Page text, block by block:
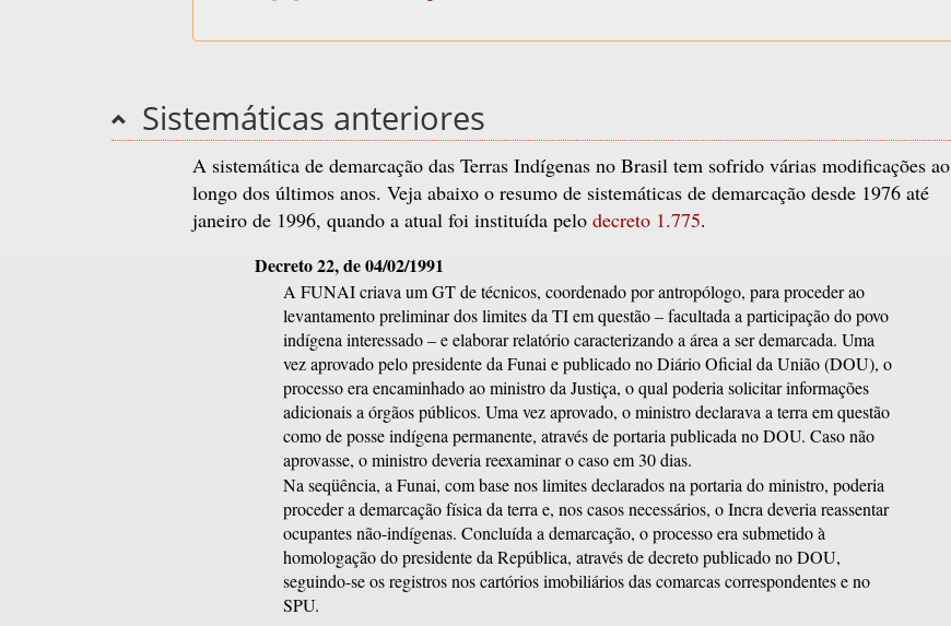
Sistemáticas anteriores
A sistemática de demarcação das Terras Indígenas no Brasil tem sofrido várias modificações ao
longo dos últimos anos. Veja abaixo o resumo de sistemáticas de demarcação desde 1976 até
janeiro de 1996, quando a atual foi instituída pelo decreto 1.775.
Decreto 22, de 04/02/1991
A FUNAI criava um GT de técnicos, coordenado por antropólogo, para proceder ao
levantamento preliminar dos limites da TI em questão – facultada a participação do povo
indígena interessado – e elaborar relatório caracterizando a área a ser demarcada. Uma
vez aprovado pelo presidente da Funai e publicado no Diário Oficial da União (DOU), o
processo era encaminhado ao ministro da Justiça, o qual poderia solicitar informações
adicionais a órgãos públicos. Uma vez aprovado, o ministro declarava a terra em questão
como de posse indígena permanente, através de portaria publicada no DOU. Caso não
aprovasse, o ministro deveria reexaminar o caso em 30 dias.
Na seqüência, a Funai, com base nos limites declarados na portaria do ministro, poderia
proceder a demarcação física da terra e, nos casos necessários, o Incra deveria reassentar
ocupantes não-indígenas. Concluída a demarcação, o processo era submetido à
homologação do presidente da República, através de decreto publicado no DOU,
seguindo-se os registros nos cartórios imobiliários das comarcas correspondentes e no
SPU.